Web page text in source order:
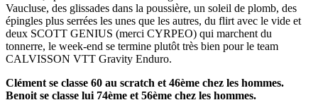
Vaucluse, des glissades dans la poussière, un soleil de plomb, des
épingles plus serrées les unes que les autres, du flirt avec le vide et
deux SCOTT GENIUS (merci CYRPEO) qui marchent du
tonnerre, le week-end se termine plutôt très bien pour le team
CALVISSON VTT Gravity Enduro.
Clément se classe 60 au scratch et 46ème chez les hommes.
Benoit se classe lui 74ème et 56ème chez les hommes.